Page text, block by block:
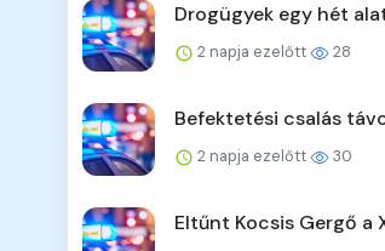
Drogügyek egy hét
2 napja ezelőtt 28
Befektetési csalás
2 napja ezelőtt 30
Eltűnt Kocsis Gergő a